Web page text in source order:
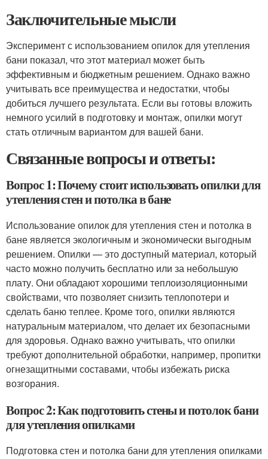
Заключительные мысли
Эксперимент с использованием опилок для утепления
бани показал, что этот материал может быть
эффективным и бюджетным решением. Однако важно
учитывать все преимущества и недостатки, чтобы
добиться лучшего результата. Если вы готовы вложить
немного усилий в подготовку и монтаж, опилки могут
стать отличным вариантом для вашей бани.
Связанные вопросы и ответы:
Вопрос 1: Почему стоит использовать опилки для
утепления стен и потолка в бане
Использование опилок для утепления стен и потолка в
бане является экологичным и экономически выгодным
решением. Опилки — это доступный материал, который
часто можно получить бесплатно или за небольшую
плату. Они обладают хорошими теплоизоляционными
свойствами, что позволяет снизить теплопотери и
сделать баню теплее. Кроме того, опилки являются
натуральным материалом, что делает их безопасными
для здоровья. Однако важно учитывать, что опилки
требуют дополнительной обработки, например, пропитки
огнезащитными составами, чтобы избежать риска
возгорания.
Вопрос 2: Как подготовить стены и потолок бани
для утепления опилками
Подготовка стен и потолка бани для утепления опилками